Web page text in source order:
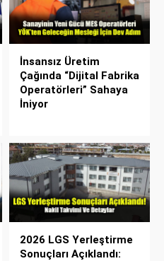
İnsansız Üretim
Çağında “Dijital Fabrika
Operatörleri” Sahaya
İniyor
2026 LGS Yerleştirme
Sonuçları Açıklandı: